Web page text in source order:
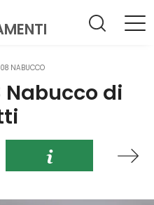
NABUCCO
di